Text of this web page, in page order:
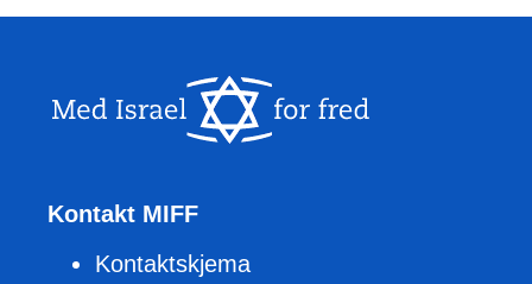
Kontakt MIFF
Kontaktskjema